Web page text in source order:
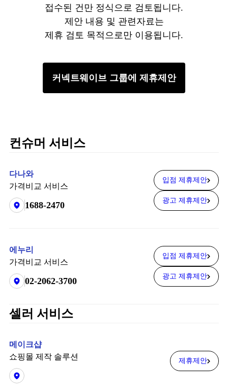
접수된 건만 정식으로 검토됩니다.
제안 내용 및 관련자료는
제휴 검토 목적으로만 이용됩니다.
커넥트웨이브 그룹에 제휴제안
컨슈머 서비스
다나와
가격비교 서비스
1688-2470
입점 제휴제안
광고 제휴제안
에누리
가격비교 서비스
02-2062-3700
입점 제휴제안
광고 제휴제안
셀러 서비스
메이크샵
쇼핑몰 제작 솔루션
제휴제안